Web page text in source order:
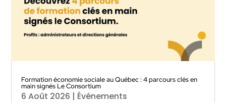
Formation économie sociale au Québec : 4 parcours clés en
main signés Le Consortium
6 Août 2026 | Événements